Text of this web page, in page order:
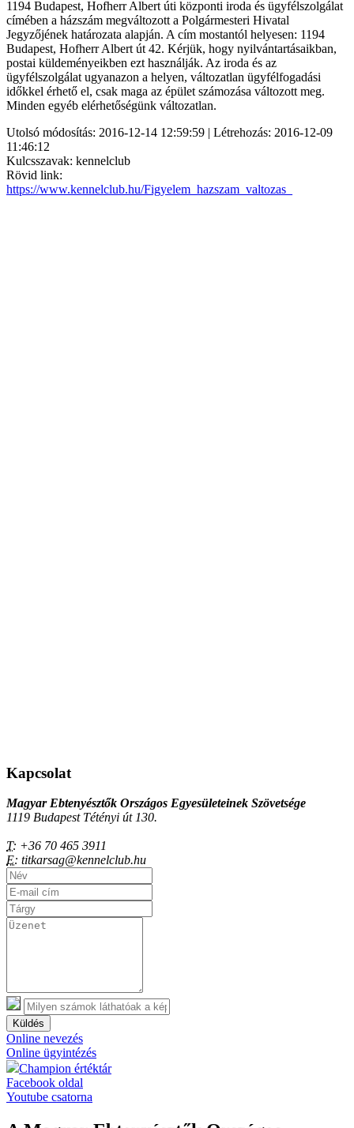
1194 Budapest, Hofherr Albert úti központi iroda és ügyfélszolgálat
címében a házszám megváltozott a Polgármesteri Hivatal
Jegyzőjének határozata alapján. A cím mostantól helyesen: 1194
Budapest, Hofherr Albert út 42. Kérjük, hogy nyilvántartásaikban,
postai küldeményeikben ezt használják. Az iroda és az
ügyfélszolgálat ugyanazon a helyen, változatlan ügyfélfogadási
időkkel érhető el, csak maga az épület számozása változott meg.
Minden egyéb elérhetőségünk változatlan.
Utolsó módosítás: 2016-12-14 12:59:59 | Létrehozás: 2016-12-09
11:46:12
Kulcsszavak: kennelclub
Rövid link:
https://www.kennelclub.hu/Figyelem_hazszam_valtozas_
Kapcsolat
Magyar Ebtenyésztők Országos Egyesületeinek Szövetsége
1119 Budapest Tétényi út 130.
T: +36 70 465 3911
E: titkarsag@kennelclub.hu
Küldés
Online nevezés
Online ügyintézés
Champion értéktár
Facebook oldal
Youtube csatorna